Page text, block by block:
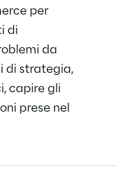
per
di
da
di strategia,
capire gli
prese nel